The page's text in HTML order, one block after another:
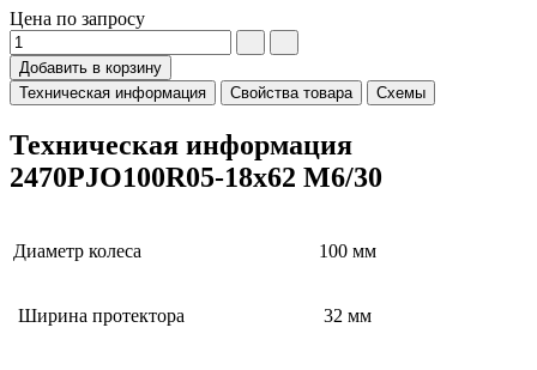
Цена по запросу
Добавить в корзину
Техническая информация
Свойства товара Схемы
Техническая информация
2470PJO100R05-18x62 M6/30
Диаметр колеса 100 мм
Ширина протектора 32 мм